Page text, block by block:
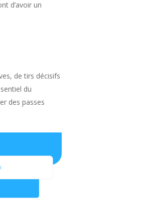
d’avoir un
de tirs décisifs
du
des passes